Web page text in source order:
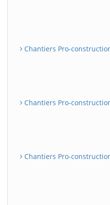
Chantiers Pro-
Chantiers Pro-
Chantiers Pro-